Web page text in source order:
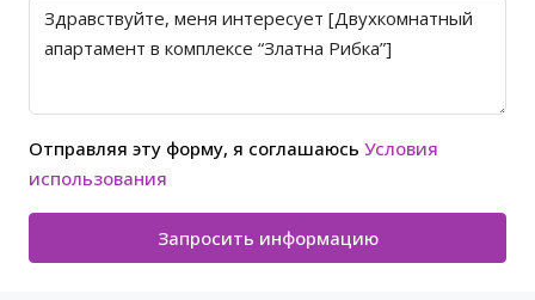
Отправляя эту форму, я соглашаюсь Условия
использования
Запросить информацию